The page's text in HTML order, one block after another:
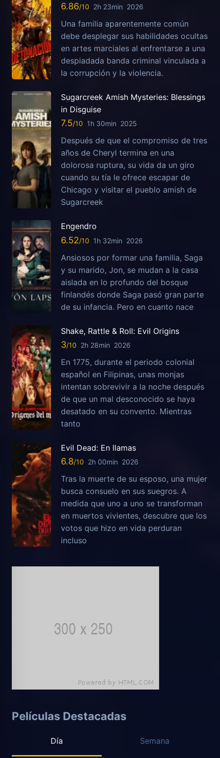
6.86 2h 23min 2026
Una familia aparentemente común
debe desplegar sus habilidades ocultas
en artes marciales al enfrentarse a una
despiadada banda criminal vinculada a
la corrupción y la violencia.
Sugarcreek Amish Mysteries: Blessings
in Disguise
7.5 1h 30min 2025
Después de que el compromiso de tres
años de Cheryl termina en una
dolorosa ruptura, su vida da un giro
cuando su tía le ofrece escapar de
Chicago y visitar el pueblo amish de
Sugarcreek
Engendro
6.52 1h 32min 2026
Ansiosos por formar una familia, Saga
y su marido, Jon, se mudan a la casa
aislada en lo profundo del bosque
finlandés donde Saga pasó gran parte
de su infancia. Pero en cuanto nace
Shake, Rattle & Roll: Evil Origins
3 2h 28min 2026
En 1775, durante el periodo colonial
español en Filipinas, unas monjas
intentan sobrevivir a la noche después
de que un mal desconocido se haya
desatado en su convento. Mientras
tanto
Evil Dead: En llamas
6.8 2h 00min 2026
Tras la muerte de su esposo, una mujer
busca consuelo en sus suegros. A
medida que uno a uno se transforman
en muertos vivientes, descubre que los
votos que hizo en vida perduran
incluso
Películas Destacadas
Día Semana